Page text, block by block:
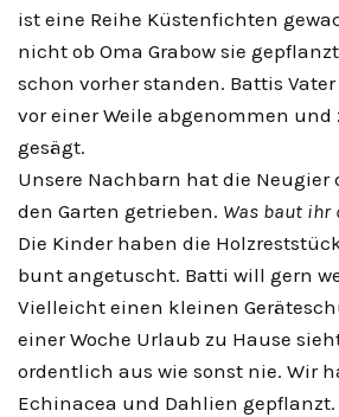
ist eine Reihe Küstenfichten
nicht ob Oma Grabow sie
schon vorher standen. Battis
vor einer Weile abgenommen und
gesägt.
Unsere Nachbarn hat die Neugier
den Garten getrieben. Was baut ihr
Die Kinder haben die
bunt angetuscht. Batti will gern
Vielleicht einen kleinen
einer Woche Urlaub zu Hause
ordentlich aus wie sonst nie. Wir
Echinacea und Dahlien